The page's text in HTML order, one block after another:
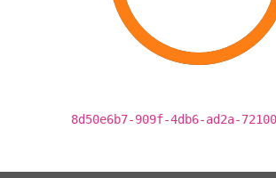
8d50e6b7-909f-4db6-ad2a-